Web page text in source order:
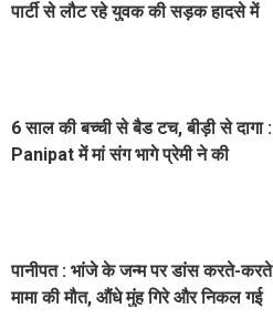
पार्टी से लौट रहे युवक की सड़क हादसे में
6 साल की बच्ची से बैड टच, बीड़ी से दागा :
Panipat में मां संग भागे प्रेमी ने की
पानीपत : भांजे के जन्म पर डांस करते-करते
मामा की मौत, औंधे मुंह गिरे और निकल गई